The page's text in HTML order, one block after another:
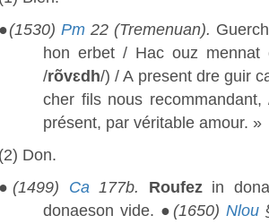
●(1530) Pm 22 (Tremenuan).
hon erbet / Hac ouz mennat
/rõvɛdh/) / A present dre guir
cher fils nous
présent, par véritable amour. »
(2) Don.
●(1499) Ca177b. Roufezin
donaeson vide. ● (1650) Nlou